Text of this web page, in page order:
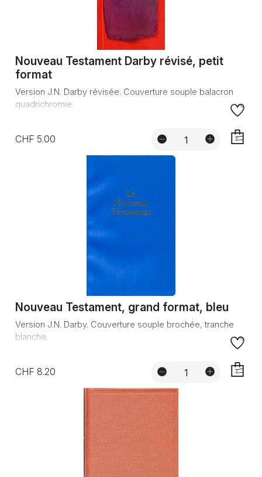
Nouveau Testament Darby révisé, petit
format
Version J.N. Darby révisée. Couverture souple balacron
quadrichromie.
CHF 5.00
Nouveau Testament, grand format, bleu
Version J.N. Darby. Couverture souple brochée, tranche
blanche.
CHF 8.20